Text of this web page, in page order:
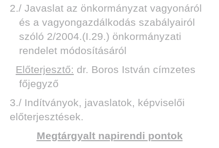
2./ Javaslat az önkormányzat vagyonáról
és a vagyongazdálkodás szabályairól
szóló 2/2004.(I.29.) önkormányzati
rendelet módosításáról
Előterjesztő: dr. Boros István címzetes
főjegyző
3./ Indítványok, javaslatok, képviselői
előterjesztések.
Megtárgyalt napirendi pontok